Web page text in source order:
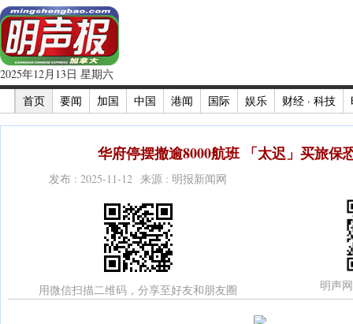
2025年12月13日 星期六
首页
要闻 加国 中国 港闻 国际 娱乐 财经 · 科技
华府停摆撤逾8000航班 「太迟」买旅保
发布 : 2025-11-12 来源 : 明报新闻网
用微信扫描二维码，分享至好友和朋友圈 明声